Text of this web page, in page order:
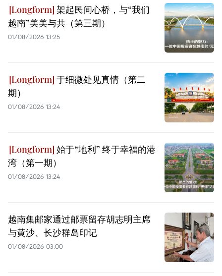
架起民间心桥，与“我们
越南”美美与共（第三期）
01/08/2026 13:25
于细微处见真情（第二
期）
01/08/2026 13:24
始于“地利” 终于幸福的港
湾（第一期）
01/08/2026 13:24
越南集邮家通过邮票留存胡志明主席
与黄沙、长沙群岛印记
01/08/2026 03:00